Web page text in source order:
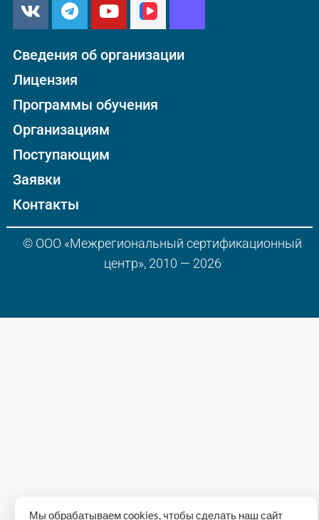
Сведения об организации
Лицензия
Программы обучения
Организациям
Поступающим
Заявки
Контакты
© ООО «Межрегиональный сертификационный
центр», 2010 — 2026
Мы обрабатываем cookies, чтобы сделать наш сайт